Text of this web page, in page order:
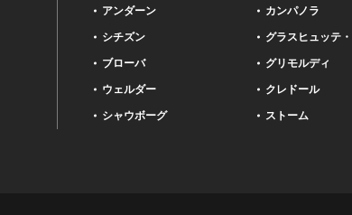
アンダーン
シチズン
ブローバ
ウェルダー
シャウボーグ
カンパノラ
グラスヒュッテ
グリモルディ
クレドール
ストーム